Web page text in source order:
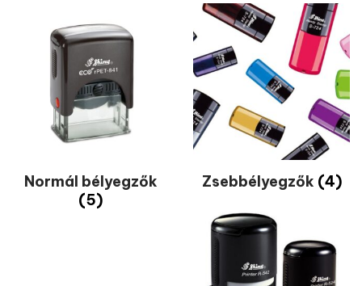
Normál bélyegzők
(5)
Zsebbélyegzők (4)